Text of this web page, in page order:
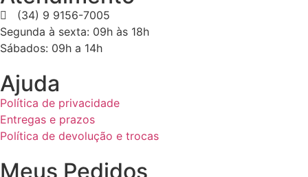
(34) 9 9156-7005
Segunda à sexta: 09h às 18h
Sábados: 09h a 14h
Ajuda
Política de privacidade
Entregas e prazos
Política de devolução e trocas
Meus Pedidos